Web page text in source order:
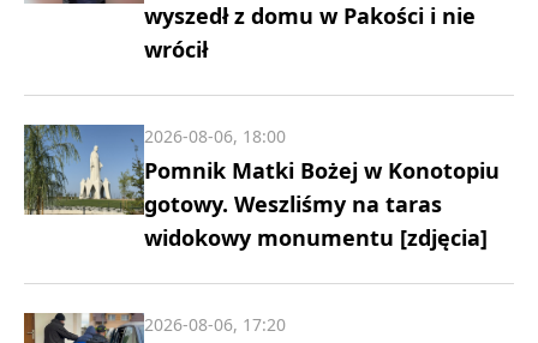
wyszedł z domu w Pakości i nie
wrócił
Pomnik Matki Bożej w Konotopiu
gotowy. Weszliśmy na taras
widokowy monumentu [zdjęcia]
2026-08-06, 18:00
2026-08-06, 17:20